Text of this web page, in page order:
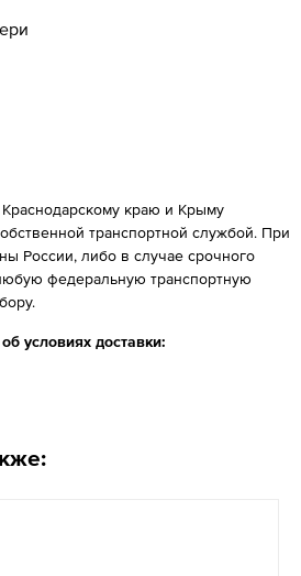
Краснодарскому краю и Крыму
транспортной службой. При
России, либо в случае срочного
федеральную транспортную
условиях доставки: